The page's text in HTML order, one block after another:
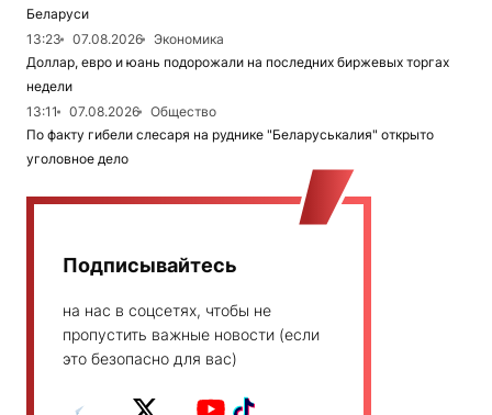
Беларуси
13:23
07.08.2026
Экономика
Доллар, евро и юань подорожали на последних биржевых торгах
недели
13:11
07.08.2026
Общество
По факту гибели слесаря на руднике "Беларуськалия" открыто
уголовное дело
Подписывайтесь
на нас в соцсетях, чтобы не
пропустить важные новости (если
это безопасно для вас)